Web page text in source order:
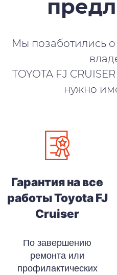
Мы позаботились
TOYOTA FJ
нужно
Гарантия на все
работы Toyota FJ
Cruiser
По завершению
ремонта или
профилактических